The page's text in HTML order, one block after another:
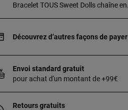
Bracelet TOUS Sweet Dolls chaîne en
de production : Electroforming sans
Découvrez d’autres façons de payer
Envoi standard gratuit
pour achat d'un montant de +99€
Retours gratuits